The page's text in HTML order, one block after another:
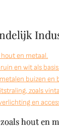
en metaal.
en wit als basis.
buizen en
zoals
en
hout en